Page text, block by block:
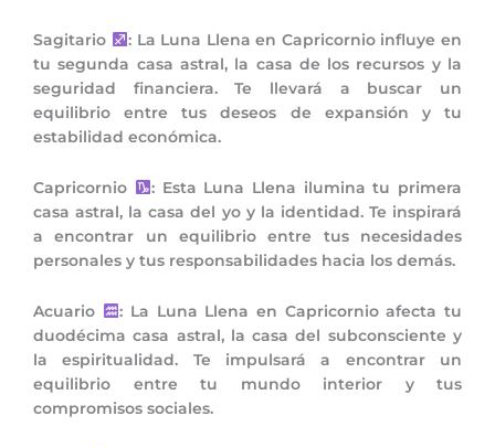
Sagitario
: La Luna Llena en Capricornio influye en
tu segunda casa astral, la casa de los recursos y la
seguridad financiera. Te llevará a buscar un
equilibrio entre tus deseos de expansión y tu
estabilidad económica.
Capricornio
: Esta Luna Llena ilumina tu primera
casa astral, la casa del yo y la identidad. Te inspirará
a encontrar un equilibrio entre tus necesidades
personales y tus responsabilidades hacia los demás.
Acuario
: La Luna Llena en Capricornio afecta tu
duodécima casa astral, la casa del subconsciente y
la espiritualidad. Te impulsará a encontrar un
equilibrio entre tu mundo interior y tus
compromisos sociales.